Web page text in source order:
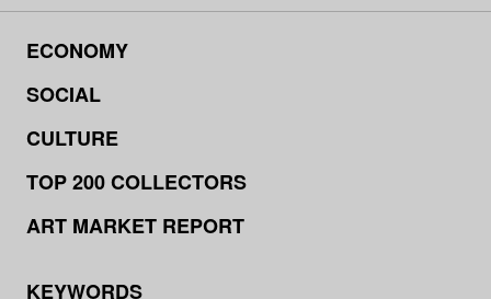
ECONOMY
SOCIAL
CULTURE
TOP 200 COLLECTORS
ART MARKET REPORT
KEYWORDS